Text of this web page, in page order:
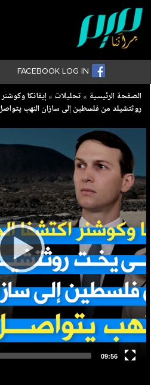
FACEBOOK LOG IN
Breadcrumb
الصفحة الرئيسية تحليلات
إيفانكا
روثتشيلد من فلسطين إلى سازان النهب